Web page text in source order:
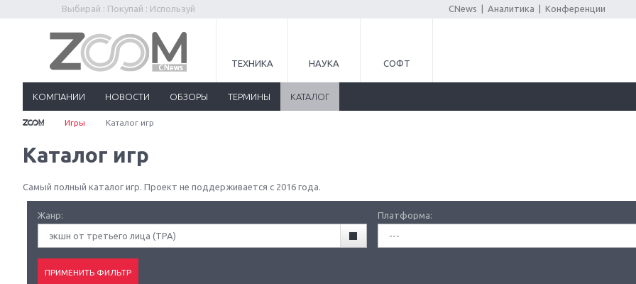
Выбирай : Покупай : Используй CNews Аналитика Конференции
ТЕХНИКА НАУКА СОФТ
КОМПАНИИ НОВОСТИ ОБЗОРЫ ТЕРМИНЫ КАТАЛОГ
Игры Каталог игр
Каталог игр
Самый полный каталог игр. Проект не поддерживается с 2016 года.
Жанр:
экшн от третьего лица (TPA)
Платформа:
---